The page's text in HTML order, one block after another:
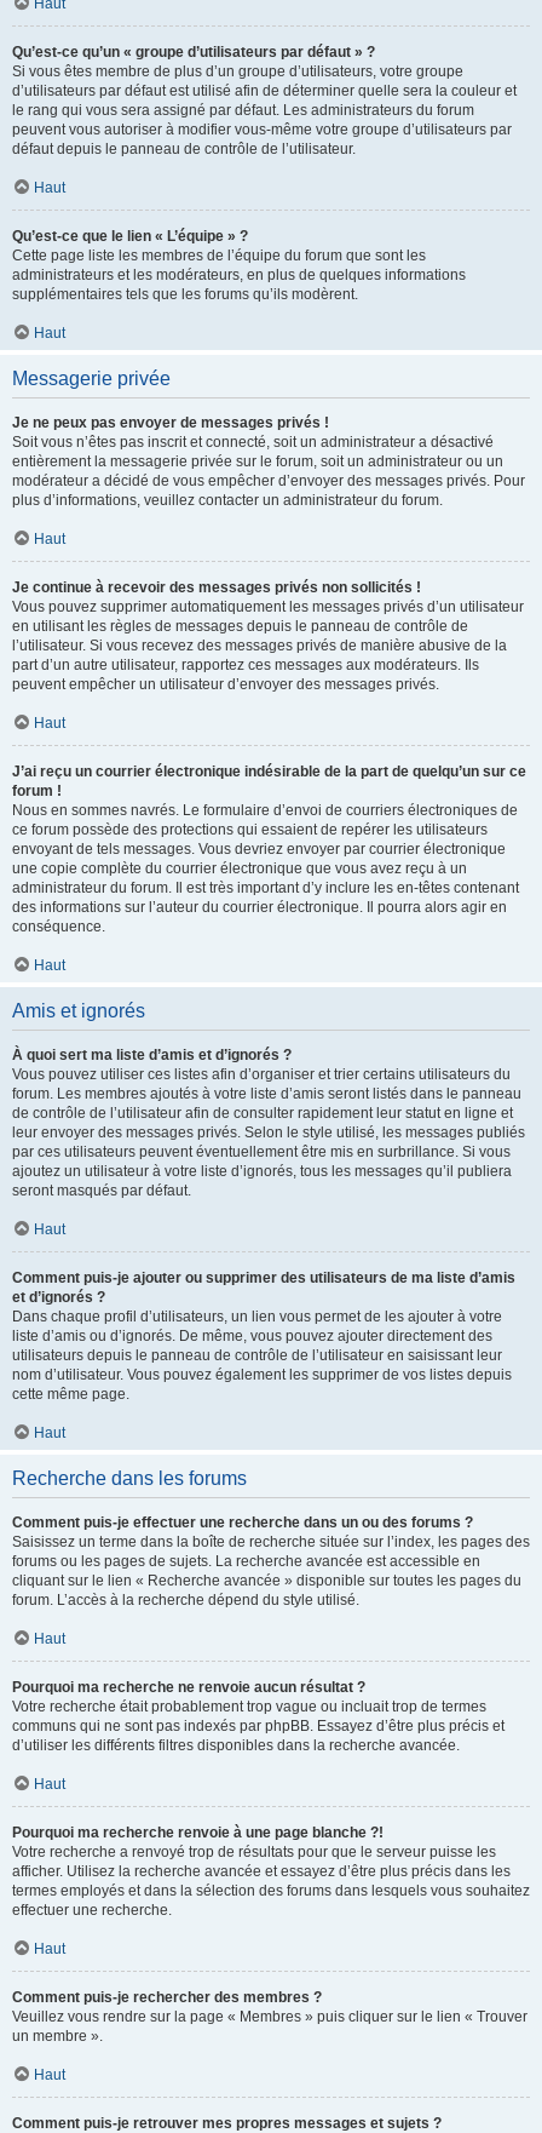
Haut
Qu’est-ce qu’un « groupe d’utilisateurs par défaut » ?
Si vous êtes membre de plus d’un groupe d’utilisateurs, votre groupe
d’utilisateurs par défaut est utilisé afin de déterminer quelle sera la couleur et
le rang qui vous sera assigné par défaut. Les administrateurs du forum
peuvent vous autoriser à modifier vous-même votre groupe d’utilisateurs par
défaut depuis le panneau de contrôle de l’utilisateur.
Haut
Qu’est-ce que le lien « L’équipe » ?
Cette page liste les membres de l’équipe du forum que sont les
administrateurs et les modérateurs, en plus de quelques informations
supplémentaires tels que les forums qu’ils modèrent.
Haut
Messagerie privée
Je ne peux pas envoyer de messages privés !
Soit vous n’êtes pas inscrit et connecté, soit un administrateur a désactivé
entièrement la messagerie privée sur le forum, soit un administrateur ou un
modérateur a décidé de vous empêcher d’envoyer des messages privés. Pour
plus d’informations, veuillez contacter un administrateur du forum.
Haut
Je continue à recevoir des messages privés non sollicités !
Vous pouvez supprimer automatiquement les messages privés d’un utilisateur
en utilisant les règles de messages depuis le panneau de contrôle de
l’utilisateur. Si vous recevez des messages privés de manière abusive de la
part d’un autre utilisateur, rapportez ces messages aux modérateurs. Ils
peuvent empêcher un utilisateur d’envoyer des messages privés.
Haut
J’ai reçu un courrier électronique indésirable de la part de quelqu’un sur ce
forum !
Nous en sommes navrés. Le formulaire d’envoi de courriers électroniques de
ce forum possède des protections qui essaient de repérer les utilisateurs
envoyant de tels messages. Vous devriez envoyer par courrier électronique
une copie complète du courrier électronique que vous avez reçu à un
administrateur du forum. Il est très important d’y inclure les en-têtes contenant
des informations sur l’auteur du courrier électronique. Il pourra alors agir en
conséquence.
Haut
Amis et ignorés
À quoi sert ma liste d’amis et d’ignorés ?
Vous pouvez utiliser ces listes afin d’organiser et trier certains utilisateurs du
forum. Les membres ajoutés à votre liste d’amis seront listés dans le panneau
de contrôle de l’utilisateur afin de consulter rapidement leur statut en ligne et
leur envoyer des messages privés. Selon le style utilisé, les messages publiés
par ces utilisateurs peuvent éventuellement être mis en surbrillance. Si vous
ajoutez un utilisateur à votre liste d’ignorés, tous les messages qu’il publiera
seront masqués par défaut.
Haut
Comment puis-je ajouter ou supprimer des utilisateurs de ma liste d’amis
et d’ignorés ?
Dans chaque profil d’utilisateurs, un lien vous permet de les ajouter à votre
liste d’amis ou d’ignorés. De même, vous pouvez ajouter directement des
utilisateurs depuis le panneau de contrôle de l’utilisateur en saisissant leur
nom d’utilisateur. Vous pouvez également les supprimer de vos listes depuis
cette même page.
Haut
Recherche dans les forums
Comment puis-je effectuer une recherche dans un ou des forums ?
Saisissez un terme dans la boîte de recherche située sur l’index, les pages des
forums ou les pages de sujets. La recherche avancée est accessible en
cliquant sur le lien « Recherche avancée » disponible sur toutes les pages du
forum. L’accès à la recherche dépend du style utilisé.
Haut
Pourquoi ma recherche ne renvoie aucun résultat ?
Votre recherche était probablement trop vague ou incluait trop de termes
communs qui ne sont pas indexés par phpBB. Essayez d’être plus précis et
d’utiliser les différents filtres disponibles dans la recherche avancée.
Haut
Pourquoi ma recherche renvoie à une page blanche ?!
Votre recherche a renvoyé trop de résultats pour que le serveur puisse les
afficher. Utilisez la recherche avancée et essayez d’être plus précis dans les
termes employés et dans la sélection des forums dans lesquels vous souhaitez
effectuer une recherche.
Haut
Comment puis-je rechercher des membres ?
Veuillez vous rendre sur la page « Membres » puis cliquer sur le lien « Trouver
un membre ».
Haut
Comment puis-je retrouver mes propres messages et sujets ?